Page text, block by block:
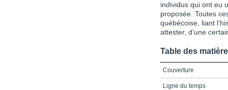
individus qui ont eu
proposée. Toutes
québécoise, liant
attester, d’une
Table des
Couverture
Ligne du temps